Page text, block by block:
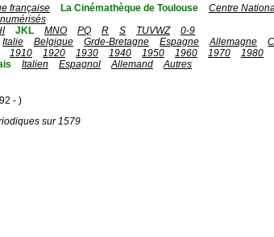
française La Cinémathèque de Toulouse
Centre
JKL MNO PQ R S TUVWZ
0-9
Italie Belgique Grde-Bretagne Espagne Allemagne
1910 1920 1930 1940 1950 1960 1970 1980
Italien Espagnol Allemand
Autres
- )
sur 1579